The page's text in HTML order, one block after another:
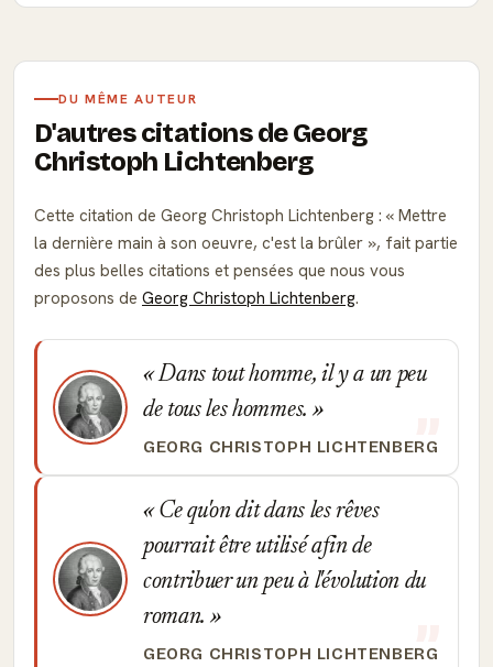
DU MÊME AUTEUR
D'autres citations de Georg
Christoph Lichtenberg
Cette citation de Georg Christoph Lichtenberg :
Mettre
la dernière main à son oeuvre, c'est la brûler , fait partie
des plus belles citations et pensées que nous vous
proposons de Georg Christoph Lichtenberg.
Dans tout homme, il y a un peu
de tous les hommes.
GEORG CHRISTOPH LICHTENBERG
Ce qu'on dit dans les rêves
pourrait être utilisé afin de
contribuer un peu à l'évolution du
roman.
GEORG CHRISTOPH LICHTENBERG